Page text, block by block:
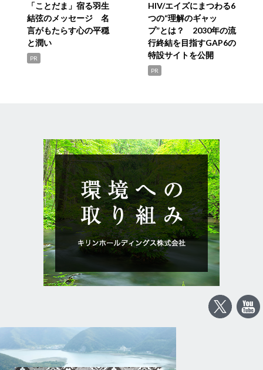
「ことだま」宿る羽生
結弦のメッセージ 名
言がもたらす心の平穏
と潤い
PR
HIV/エイズにまつわる6
つの“理解のギャッ
プ”とは？ 2030年の流
行終結を目指すGAP6の
特設サイトを公開
PR